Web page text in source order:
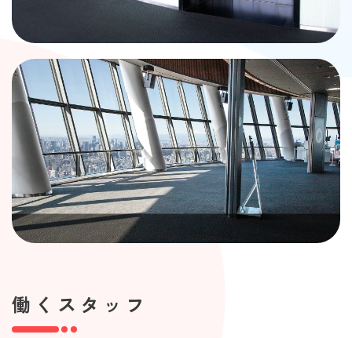
働くスタッフ